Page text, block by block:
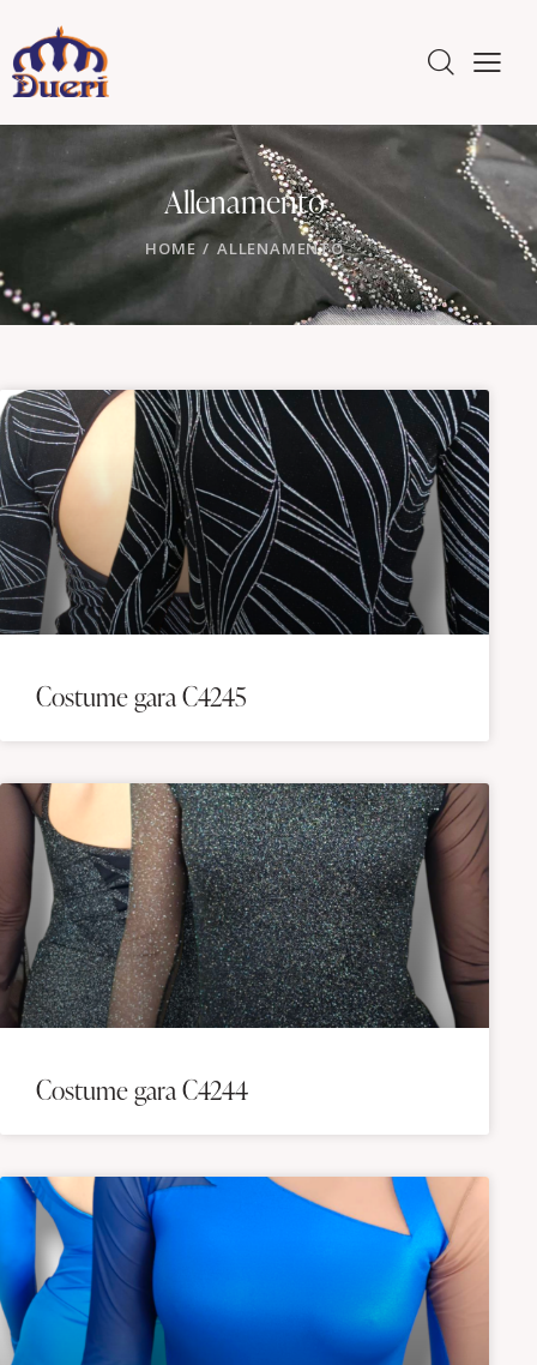
Allenamento
HOME ALLENAMENTO
Costume gara C4245
Costume gara C4244